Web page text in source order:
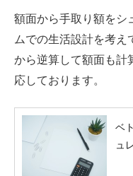
額面から手取り額をシ
ムでの生活設計を考
から逆算して額面も計
応しております。
ベ
ュ